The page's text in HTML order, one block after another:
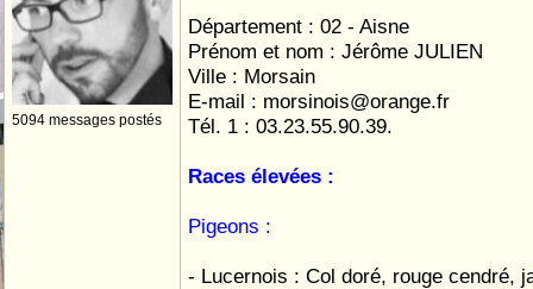
5094 messages postés
Département : 02 - Aisne
Prénom et nom : Jérôme JULIEN
Ville : Morsain
E-mail : morsinois@orange.fr
Tél. 1 : 03.23.55.90.39.
Races élevées :
Pigeons :
- Lucernois : Col doré, rouge cendré,